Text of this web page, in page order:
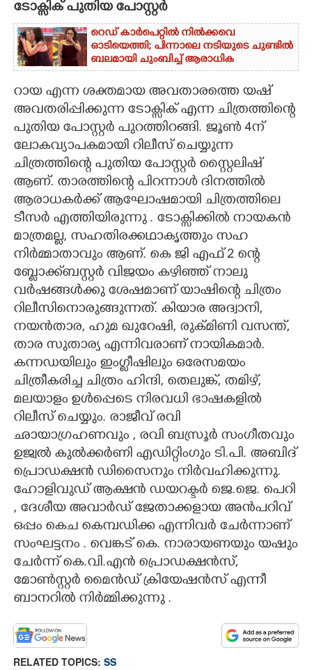
CARTOONS
LITERATURE
ZOOM
CONTACT US
ടോക്സിക് പുതിയ പോസ്റ്റർ
റെഡ് കാർപെറ്റിൽ നിൽക്കവെ
ഓടിയെത്തി; പിന്നാലെ നടിയുടെ ചുണ്ടിൽ
ബലമായി ചുംബിച്ച് ആരാധിക
റായ എന്ന ശക്തമായ അവതാരത്തെ യഷ്
അവതരിപ്പിക്കുന്ന ടോക്സിക് എന്ന ചിത്രത്തിന്റെ
പുതിയ പോസ്റ്റർ പുറത്തിറങ്ങി. ജൂൺ 4ന്
ലോകവ്യാപകമായി റിലീസ് ചെയ്യുന്ന
ചിത്രത്തിന്റെ പുതിയ പോസ്റ്റർ സ്റ്റൈലിഷ്
ആണ്. താരത്തിന്റെ പിറന്നാൾ ദിനത്തിൽ
ആരാധകർക്ക് ആഘോഷമായി ചിത്രത്തിലെ
ടീസർ എത്തിയിരുന്നു . ടോക്സിക്കിൽ നായകൻ
മാത്രമല്ല, സഹതിരക്കഥാകൃത്തും സഹ
നിർമ്മാതാവും ആണ്. കെ ജി എഫ് 2 ന്റെ
ബ്ലോക്ക്ബസ്റ്റർ വിജയം കഴിഞ്ഞ് നാലു
വർഷങ്ങൾക്കു ശേഷമാണ് യാഷിന്റെ ചിത്രം
റിലീസിനൊരുങ്ങുന്നത്. കിയാര അദ്വാനി,
നയൻതാര, ഹുമ ഖുറേഷി, രുക്മിണി വസന്ത്,
താര സുതാര്യ എന്നിവരാണ് നായികമാർ.
കന്നഡയിലും ഇംഗ്ലീഷിലും ഒരേസമയം
ചിത്രീകരിച്ച ചിത്രം ഹിന്ദി, തെലുങ്ക്, തമിഴ്,
മലയാളം ഉൾപ്പെടെ നിരവധി ഭാഷകളിൽ
റിലീസ് ചെയ്യും. രാജീവ് രവി
ഛായാഗ്രഹണവും , രവി ബസ്രൂർ സംഗീതവും
ഉജ്വൽ കുൽക്കർണി എഡിറ്റിംഗും ടി.പി. അബിദ്
പ്രൊഡക്ഷൻ ഡിസൈനും നിർവഹിക്കുന്നു.
ഹോളിവുഡ് ആക്ഷൻ ഡയറക്ടർ ജെ.ജെ. പെറി
, ദേശീയ അവാർഡ് ജേതാക്കളായ അൻപറിവ്
ഒപ്പം കെച കെമ്പഡിക്ക എന്നിവർ ചേർന്നാണ്
സംഘട്ടനം . വെങ്കട് കെ. നാരായണയും യഷും
ചേർന്ന് കെ.വി.എൻ പ്രൊഡക്ഷൻസ്,
മോൺസ്റ്റർ മൈൻഡ് ക്രിയേഷൻസ് എന്നീ
ബാനറിൽ നിർമ്മിക്കുന്നു .
RELATED TOPICS: SS